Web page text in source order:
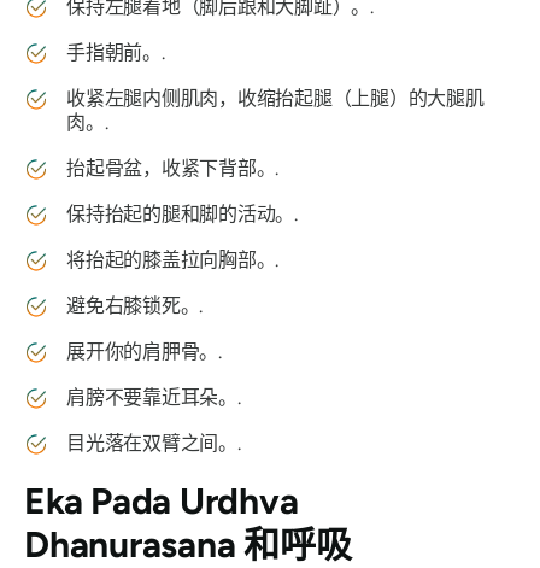
保持左腿着地（脚后跟和大脚趾）。.
手指朝前。.
收紧左腿内侧肌肉，收缩抬起腿（上腿）的大腿肌
肉。.
抬起骨盆，收紧下背部。.
保持抬起的腿和脚的活动。.
将抬起的膝盖拉向胸部。.
避免右膝锁死。.
展开你的肩胛骨。.
肩膀不要靠近耳朵。.
目光落在双臂之间。.
Eka Pada Urdhva
Dhanurasana和呼吸